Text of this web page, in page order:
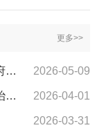
更多>>
通江县应急管理局关于2025年度法治政府建设工作报告 2026-05-09
通江县烟溪镇人民政府关于2025年度法治政府建设工作的情况报告 2026-04-01
2026-03-31